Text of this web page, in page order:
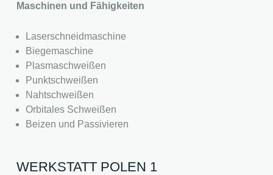
Maschinen und Fähigkeiten
Laserschneidmaschine
Biegemaschine
Plasmaschweißen
Punktschweißen
Nahtschweißen
Orbitales Schweißen
Beizen und Passivieren
WERKSTATT POLEN 1